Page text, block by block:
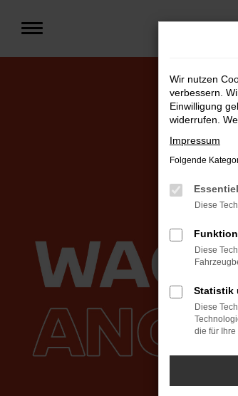
Zum
Hauptinhalt
Wir nutzen
verbessern.
Einwilligung
widerrufen.
Impressum
Folgende
Diese
Diese
Statistik
Diese
die für